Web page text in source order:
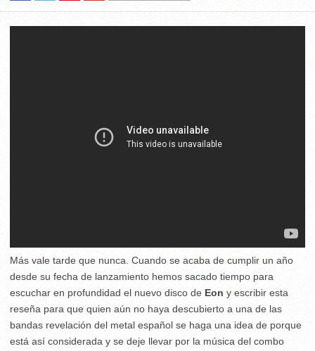
Más vale tarde que nunca. Cuando se acaba de cumplir un año
desde su fecha de lanzamiento hemos sacado tiempo para
escuchar en profundidad el nuevo disco de Eon y escribir esta
reseña para que quien aún no haya descubierto a una de las
bandas revelación del metal español se haga una idea de porque
está así considerada y se deje llevar por la música del combo